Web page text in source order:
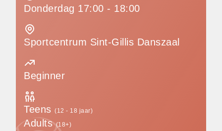
Donderdag 17:00 - 18:00
Sportcentrum Sint-Gillis Danszaal
Beginner
Teens (12 - 18 jaar)
Adults(18+)